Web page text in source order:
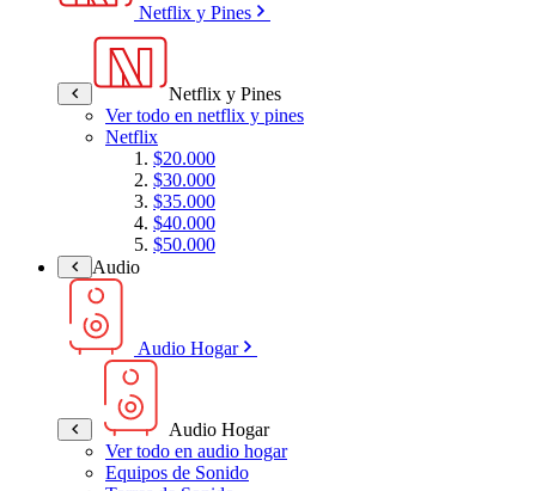
Netflix y Pines
Netflix y Pines
Ver todo en netflix y pines
Netflix
$20.000
$30.000
$35.000
$40.000
$50.000
Audio
Audio Hogar
Audio Hogar
Ver todo en audio hogar
Equipos de Sonido